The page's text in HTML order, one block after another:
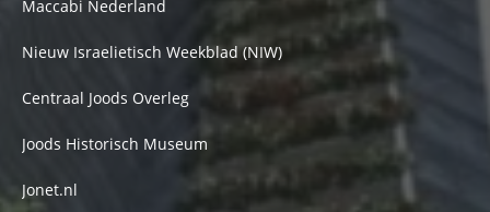
Maccabi Nederland
Nieuw Israelietisch Weekblad (NIW)
Centraal Joods Overleg
Joods Historisch Museum
Jonet.nl